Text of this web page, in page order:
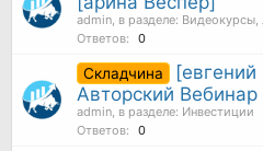
admin , в разделе: Видеокурсы,
Ответов:
0
Складчина
Авторский
admin , в разделе: Инвестиции
Ответов:
0